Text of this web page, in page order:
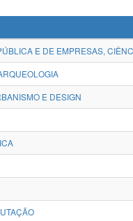
E DE EMPRESAS,
E DESIGN